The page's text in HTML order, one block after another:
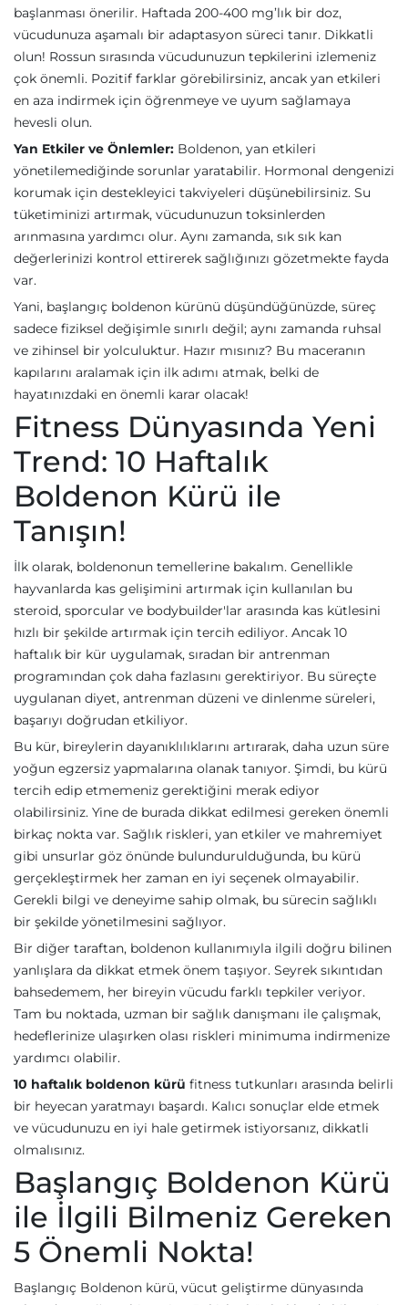
başlanması önerilir. Haftada 200-400 mg’lık bir doz,
vücudunuza aşamalı bir adaptasyon süreci tanır. Dikkatli
olun! Rossun sırasında vücudunuzun tepkilerini izlemeniz
çok önemli. Pozitif farklar görebilirsiniz, ancak yan etkileri
en aza indirmek için öğrenmeye ve uyum sağlamaya
hevesli olun.
Yan Etkiler ve Önlemler: Boldenon, yan etkileri
yönetilemediğinde sorunlar yaratabilir. Hormonal dengenizi
korumak için destekleyici takviyeleri düşünebilirsiniz. Su
tüketiminizi artırmak, vücudunuzun toksinlerden
arınmasına yardımcı olur. Aynı zamanda, sık sık kan
değerlerinizi kontrol ettirerek sağlığınızı gözetmekte fayda
var.
Yani, başlangıç boldenon kürünü düşündüğünüzde, süreç
sadece fiziksel değişimle sınırlı değil; aynı zamanda ruhsal
ve zihinsel bir yolculuktur. Hazır mısınız? Bu maceranın
kapılarını aralamak için ilk adımı atmak, belki de
hayatınızdaki en önemli karar olacak!
Fitness Dünyasında Yeni
Trend: 10 Haftalık
Boldenon Kürü ile
Tanışın!
İlk olarak, boldenonun temellerine bakalım. Genellikle
hayvanlarda kas gelişimini artırmak için kullanılan bu
steroid, sporcular ve bodybuilder'lar arasında kas kütlesini
hızlı bir şekilde artırmak için tercih ediliyor. Ancak 10
haftalık bir kür uygulamak, sıradan bir antrenman
programından çok daha fazlasını gerektiriyor. Bu süreçte
uygulanan diyet, antrenman düzeni ve dinlenme süreleri,
başarıyı doğrudan etkiliyor.
Bu kür, bireylerin dayanıklılıklarını artırarak, daha uzun süre
yoğun egzersiz yapmalarına olanak tanıyor. Şimdi, bu kürü
tercih edip etmemeniz gerektiğini merak ediyor
olabilirsiniz. Yine de burada dikkat edilmesi gereken önemli
birkaç nokta var. Sağlık riskleri, yan etkiler ve mahremiyet
gibi unsurlar göz önünde bulundurulduğunda, bu kürü
gerçekleştirmek her zaman en iyi seçenek olmayabilir.
Gerekli bilgi ve deneyime sahip olmak, bu sürecin sağlıklı
bir şekilde yönetilmesini sağlıyor.
Bir diğer taraftan, boldenon kullanımıyla ilgili doğru bilinen
yanlışlara da dikkat etmek önem taşıyor. Seyrek sıkıntıdan
bahsedemem, her bireyin vücudu farklı tepkiler veriyor.
Tam bu noktada, uzman bir sağlık danışmanı ile çalışmak,
hedeflerinize ulaşırken olası riskleri minimuma indirmenize
yardımcı olabilir.
10 haftalık boldenon kürü fitness tutkunları arasında belirli
bir heyecan yaratmayı başardı. Kalıcı sonuçlar elde etmek
ve vücudunuzu en iyi hale getirmek istiyorsanız, dikkatli
olmalısınız.
Başlangıç Boldenon Kürü
ile İlgili Bilmeniz Gereken
5 Önemli Nokta!
Başlangıç Boldenon kürü, vücut geliştirme dünyasında